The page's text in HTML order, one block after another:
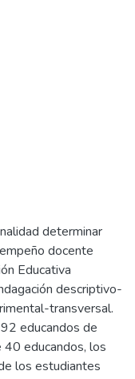
determinar
docente
Educativa
descriptivo-
transversal.
educandos de
40 educandos, los
los estudiantes